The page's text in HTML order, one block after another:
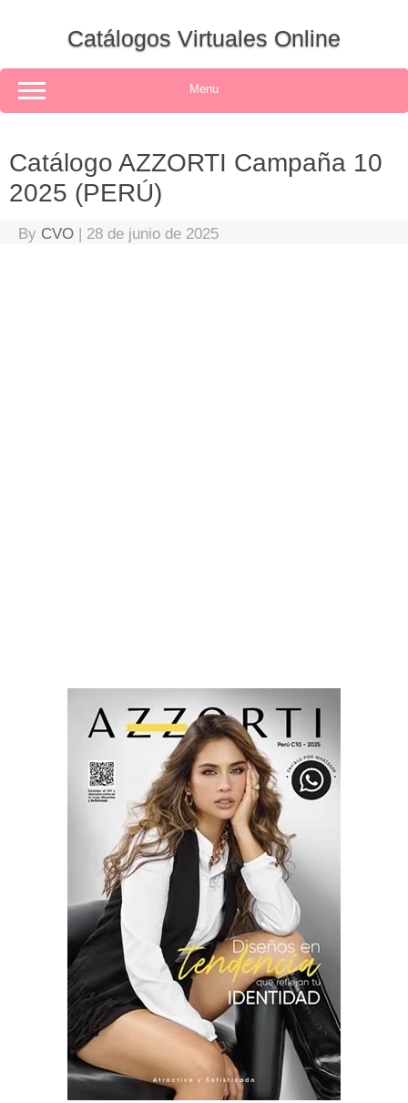
Catálogos Virtuales Online
Menu
Catálogo AZZORTI Campaña 10
2025 (PERÚ)
By CVO | 28 de junio de 2025